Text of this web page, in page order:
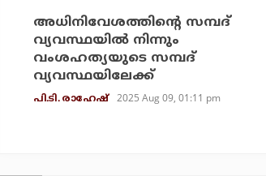
അധിനിവേശത്തിന്റെ സമ്പദ്
വ്യവസ്ഥയില്‍ നിന്നും
വംശഹത്യയുടെ സമ്പദ്
വ്യവസ്ഥയിലേക്ക്
പി.ടി. രാഹേഷ് 2025 Aug 09, 01:11 pm